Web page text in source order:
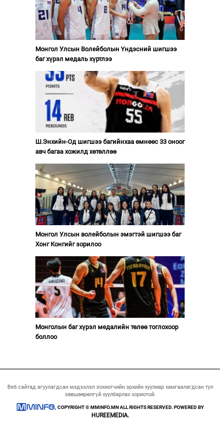
Монгол Улсын Волейболын Үндэсний шигшээ
баг хүрэл медаль хүртлээ
Ш.Энхийн-Од шигшээ багийнхаа өмнөөс 33 оноог
авч багаа хожилд хөтөллөө
Монгол Улсын волейболын эмэгтэй шигшээ баг
Хонг Конгийг зорилоо
Монголын баг хүрэл медалийн төлөө тоглохоор
боллоо
Веб сайтад агуулагдсан мэдээлэл зохиогчийн эрхийн хуулиар хамгаалагдсан тул
зөвшөөрөлгүй хуулбарлах хориотой.
COPYRIGHT © MMINFO.MN ALL RIGHTS RESERVED. POWERED BY
HUREEMEDIA.